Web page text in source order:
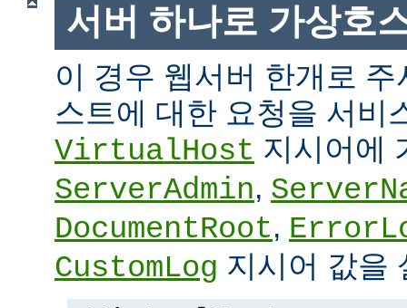
서버 하나로 가상호
이 경우 웹서버 한개로
스트에 대한 요청을 서비
VirtualHost 지시어에
ServerAdmin,
DocumentRoot,
CustomLog 지시어 값을